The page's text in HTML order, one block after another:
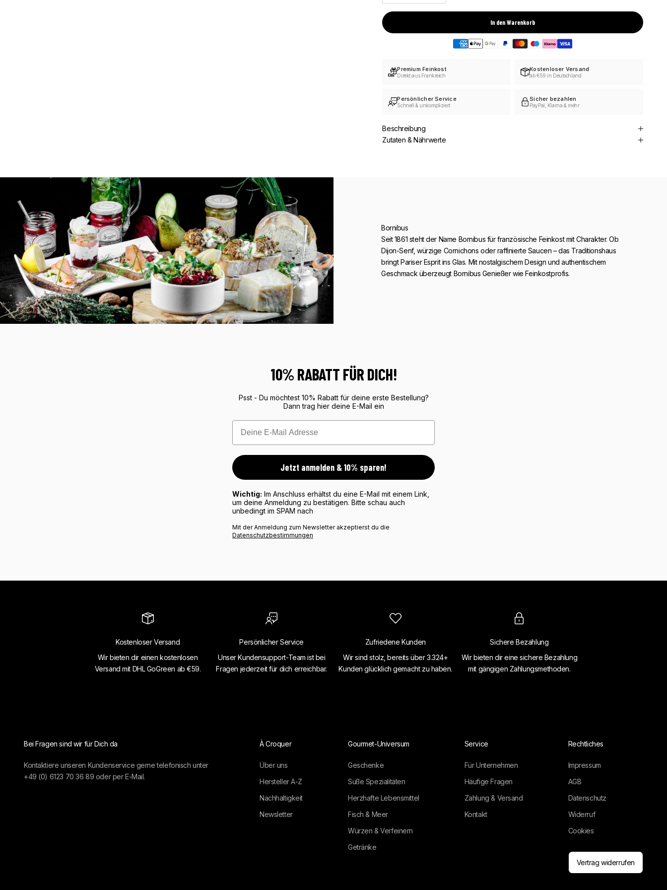
In den Warenkorb
Premium Feinkost
Direkt aus Frankreich
Kostenloser Versand
ab €59 in Deutschland
Persönlicher Service
Schnell & unkompliziert
Sicher bezahlen
PayPal, Klarna & mehr
Beschreibung
Zutaten & Nährwerte
Bornibus
Seit 1861 steht der Name Bornibus für französische Feinkost mit Charakter. Ob
Dijon-Senf, würzige Cornichons oder raffinierte Saucen – das Traditionshaus
bringt Pariser Esprit ins Glas. Mit nostalgischem Design und authentischem
Geschmack überzeugt Bornibus Genießer wie Feinkostprofis.
10% RABATT FÜR DICH!
Psst - Du möchtest 10% Rabatt für deine erste Bestellung?
Dann trag hier deine E-Mail ein
Email
Jetzt anmelden & 10% sparen!
Wichtig: Im Anschluss erhältst du eine E-Mail mit einem Link,
um deine Anmeldung zu bestätigen. Bitte schau auch
unbedingt im SPAM nach
Mit der Anmeldung zum Newsletter akzeptierst du die
Datenschutzbestimmungen
Kostenloser Versand
Wir bieten dir einen kostenlosen
Versand mit DHL GoGreen ab €59.
Persönlicher Service
Unser Kundensupport-Team ist bei
Fragen jederzeit für dich erreichbar.
Zufriedene Kunden
Wir sind stolz, bereits über 3.324+
Kunden glücklich gemacht zu haben.
Sichere Bezahlung
Wir bieten dir eine sichere Bezahlung
mit gängigen Zahlungsmethoden.
Bei Fragen sind wir für Dich da
Kontaktiere unseren Kundenservice gerne telefonisch unter
+49 (0) 6123 70 36 89 oder perE-Mail.
À Croquer
Über uns
Hersteller A-Z
Nachhaltigkeit
Newsletter
Gourmet-Universum
Geschenke
Süße Spezialitäten
Herzhafte Lebensmittel
Fisch & Meer
Würzen & Verfeinern
Getränke
Service
Für Unternehmen
Häufige Fragen
Zahlung & Versand
Kontakt
Rechtliches
Impressum
AGB
Datenschutz
Widerruf
Cookies
Vertrag widerrufen